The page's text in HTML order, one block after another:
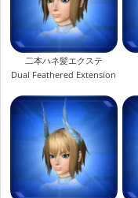
二本ハネ髪エクステ
Dual Feathered Extension